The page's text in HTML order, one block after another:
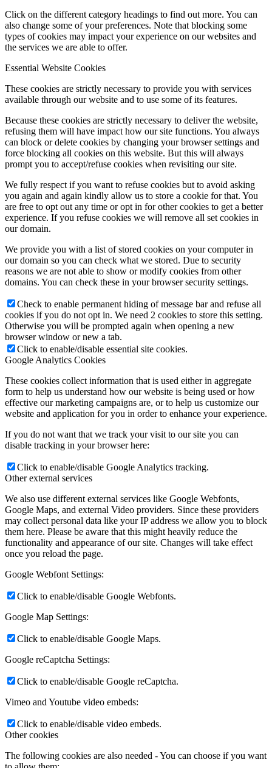
Click on the different category headings to find out more. You can
also change some of your preferences. Note that blocking some
types of cookies may impact your experience on our websites and
the services we are able to offer.
Essential Website Cookies
These cookies are strictly necessary to provide you with services
available through our website and to use some of its features.
Because these cookies are strictly necessary to deliver the website,
refusing them will have impact how our site functions. You always
can block or delete cookies by changing your browser settings and
force blocking all cookies on this website. But this will always
prompt you to accept/refuse cookies when revisiting our site.
We fully respect if you want to refuse cookies but to avoid asking
you again and again kindly allow us to store a cookie for that. You
are free to opt out any time or opt in for other cookies to get a better
experience. If you refuse cookies we will remove all set cookies in
our domain.
We provide you with a list of stored cookies on your computer in
our domain so you can check what we stored. Due to security
reasons we are not able to show or modify cookies from other
domains. You can check these in your browser security settings.
Check to enable permanent hiding of message bar and refuse all
cookies if you do not opt in. We need 2 cookies to store this setting.
Otherwise you will be prompted again when opening a new
browser window or new a tab.
Click to enable/disable essential site cookies.
Google Analytics Cookies
These cookies collect information that is used either in aggregate
form to help us understand how our website is being used or how
effective our marketing campaigns are, or to help us customize our
website and application for you in order to enhance your experience.
If you do not want that we track your visit to our site you can
disable tracking in your browser here:
Click to enable/disable Google Analytics tracking.
Other external services
We also use different external services like Google Webfonts,
Google Maps, and external Video providers. Since these providers
may collect personal data like your IP address we allow you to block
them here. Please be aware that this might heavily reduce the
functionality and appearance of our site. Changes will take effect
once you reload the page.
Google Webfont Settings:
Click to enable/disable Google Webfonts.
Google Map Settings:
Click to enable/disable Google Maps.
Google reCaptcha Settings:
Click to enable/disable Google reCaptcha.
Vimeo and Youtube video embeds:
Click to enable/disable video embeds.
Other cookies
The following cookies are also needed - You can choose if you want